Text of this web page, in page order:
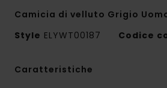
Camicia di velluto Grigio
Style ELYWT00187 Codice
Caratteristiche